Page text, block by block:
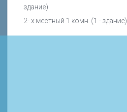
здание)
2- х местный 1 комн. (1 - здание)